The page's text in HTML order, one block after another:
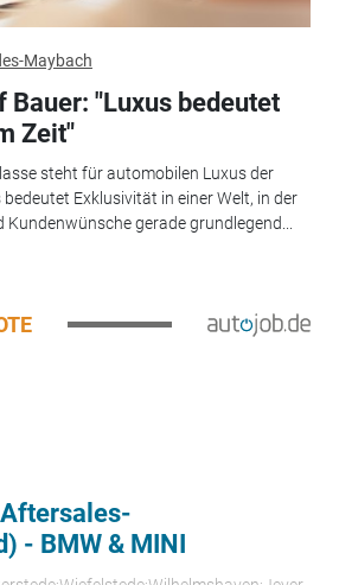
Maybach
Bauer: "Luxus bedeutet
Zeit"
steht für automobilen Luxus der
Exklusivität in einer Welt, in der
Kundenwünsche gerade grundlegend...
- BMW & MINI